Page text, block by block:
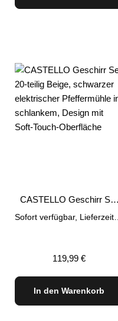
CASTELLO Geschirr Set
Regulärer Preis:
119,99 €
In den Warenkorb